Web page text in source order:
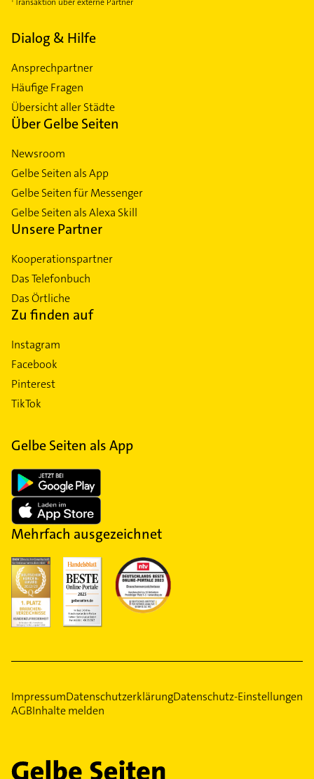
Dialog & Hilfe
Ansprechpartner
Häufige Fragen
Übersicht aller Städte
Über Gelbe Seiten
Newsroom
Gelbe Seiten als App
Gelbe Seiten für Messenger
Gelbe Seiten als Alexa Skill
Unsere Partner
Kooperationspartner
Das Telefonbuch
Das Örtliche
Zu finden auf
Instagram
Facebook
Pinterest
TikTok
Gelbe Seiten als App
Mehrfach ausgezeichnet
ImpressumDatenschutzerklärungDatenschutz-Einstellungen
AGBInhalte melden